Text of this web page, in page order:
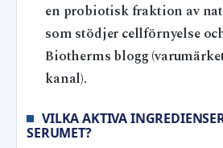
en probiotisk fraktion av
som stödjer cellförnyelse
Biotherms blogg
kanal).
VILKA AKTIVA
SERUMET?